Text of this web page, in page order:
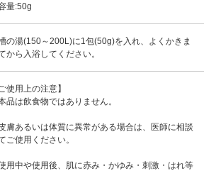
量:50g
の湯(150～200L)に1包(50g)を入れ、よくかきま
から入浴してください。
ご使用上の注意】
品は飲食物ではありません。
膚あるいは体質に異常がある場合は、医師に相談
ご使用ください。
用中や使用後、肌に赤み・かゆみ・刺激・はれ等